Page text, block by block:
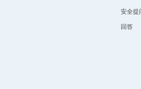
安全提
回答